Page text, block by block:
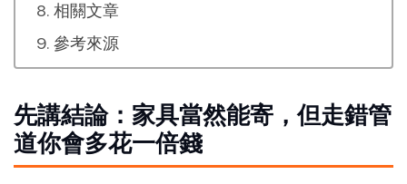
相關文章
參考來源
先講結論：家具當然能寄，但走錯管
道你會多花一倍錢